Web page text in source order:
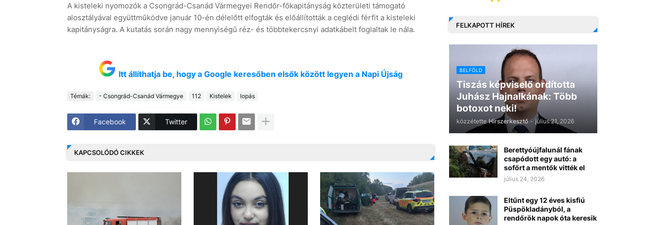
A kisteleki nyomozók a Csongrád-Csanád Vármegyei Rendőr-főkapitányság közterületi támogató
alosztályával együttműködve január 10-én délelőtt elfogták és előállították a ceglédi férfit a kisteleki
kapitányságra. A kutatás során nagy mennyiségű réz- és többtekercsnyi adatkábelt foglaltak le nála.
Itt állíthatja be, hogy a Google keresőben elsők között legyen a Napi Újság
Témák: - Csongrád-Csanád Vármegye 112 Kistelek lopás
Facebook Twitter
KAPCSOLÓDÓ CIKKEK
FELKAPOTT HÍREK
BELFÖLD
Tiszás képviselő ordította
Juhász Hajnalkának: Több
botoxot neki!
közzétette Hírszerkesztő - július 21, 2026
Berettyóújfalunál fának
csapódott egy autó: a
sofőrt a mentők vitték el
július 24, 2026
Eltűnt egy 12 éves kisfiú
Püspökladányból, a
rendőrök napok óta keresik